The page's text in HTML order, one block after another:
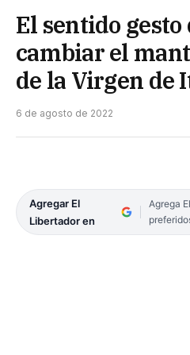
El sentido
cambiar el
de la Virgen de
6 de agosto de 2022
Agregar El
Libertador en
Agrega